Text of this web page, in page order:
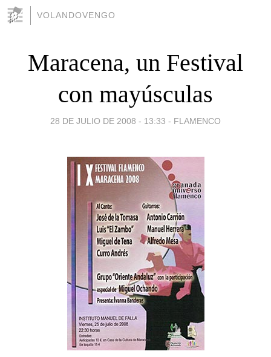
VOLANDOVENGO
Maracena, un Festival
con mayúsculas
28 DE JULIO DE 2008 - 13:33 - FLAMENCO